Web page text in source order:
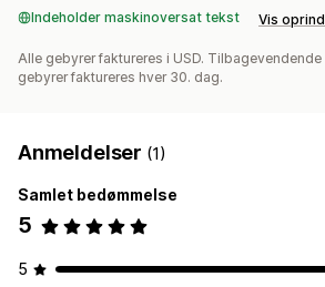
Indeholder maskinoversat tekst Vis
Alle gebyrer faktureres i USD.
gebyrer faktureres hver 30. dag.
Anmeldelser (1)
Samlet bedømmelse
5
5